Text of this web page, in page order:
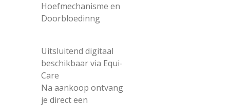
Hoefmechanisme en
Doorbloedinng
Uitsluitend digitaal
beschikbaar via Equi-
Care
Na aankoop ontvang
je direct een